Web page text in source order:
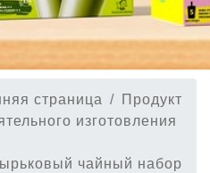
страница
Продукт
изготовления
чайный набор